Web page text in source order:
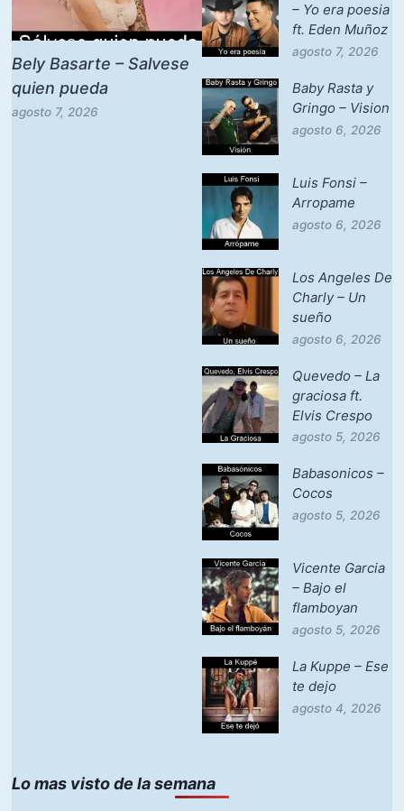
Bely Basarte – Salvese
quien pueda
agosto 7, 2026
– Yo era poesia
ft. Eden Muñoz
agosto 7, 2026
Baby Rasta y
Gringo – Vision
agosto 6, 2026
Luis Fonsi –
Arropame
agosto 6, 2026
Los Angeles De
Charly – Un
sueño
agosto 6, 2026
Quevedo – La
graciosa ft.
Elvis Crespo
agosto 5, 2026
Babasonicos –
Cocos
agosto 5, 2026
Vicente Garcia
– Bajo el
flamboyan
agosto 5, 2026
La Kuppe – Ese
te dejo
agosto 4, 2026
Lo mas visto de la semana